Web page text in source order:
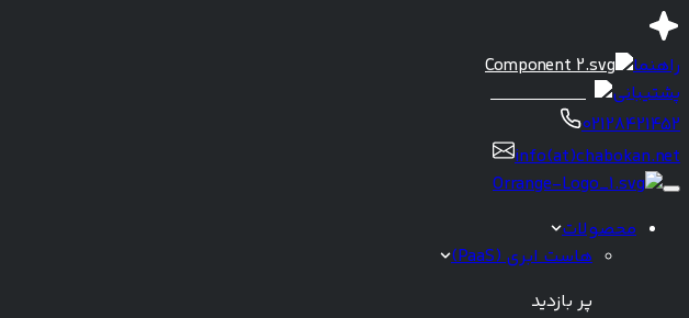
راهنما
پشتیبانی
02128421452
info(at)chabokan.net
محصولات
هاست ابری (PaaS)
پر بازدید